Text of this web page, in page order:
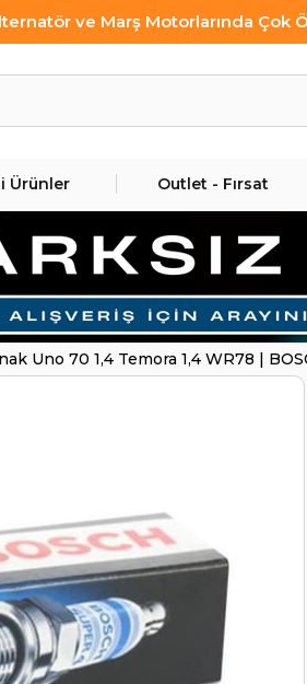
ve Marş Motorlarında Çok
Ürünler Outlet - Fırsat
Uno 70 1,4 Temora 1,4 WR78 |